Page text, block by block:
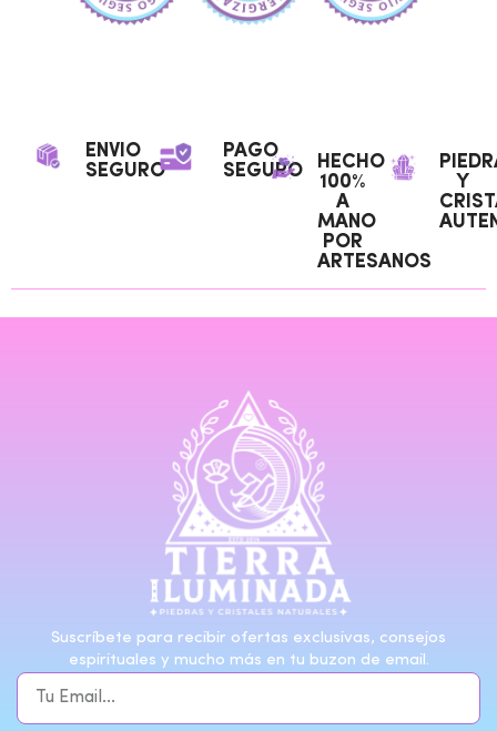
ENVIO
SEGURO
PAGO
SEGURO
HECHO
100%
A
MANO
POR
ARTESANOS
Y
Suscríbete para recibir ofertas exclusivas, consejos
espirituales y mucho más en tu buzon de email.